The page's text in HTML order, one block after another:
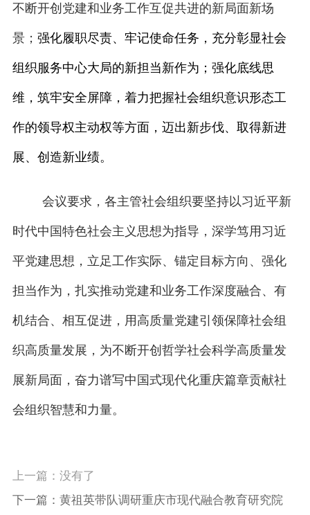
不断开创党建和业务工作互促共进的新局面新场
景； 强化履职尽责、牢记使命任务，充分彰显社会
组织服务中心大局的新担当新作为；强化底线思
维，筑牢安全屏障，着力把握社会组织意识形态工
作的领导权主动权等方面，迈出新步伐、取得新进
展、创造新业绩。
会议要求，各主管社会组织要坚持以习近平新
时代中国特色社会主义思想为指导，深学笃用习近
平党建思想，立足工作实际、锚定目标方向、强化
担当作为，扎实推动党建和业务工作深度融合、有
机结合、相互促进，用高质量党建引领保障社会组
织高质量发展，为不断开创哲学社会科学高质量发
展新局面，奋力谱写中国式现代化重庆篇章贡献社
会组织智慧和力量。
上一篇：没有了
下一篇：黄祖英带队调研重庆市现代融合教育研究院